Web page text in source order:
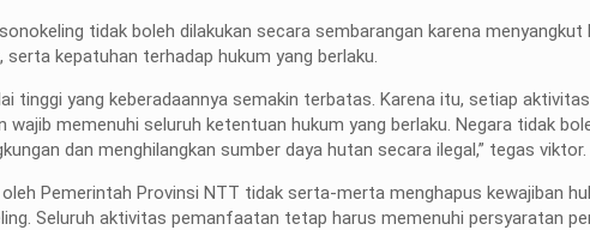
tidak boleh dilakukan secara sembarangan karena menyangkut
kepatuhan terhadap hukum yang berlaku.
tinggi yang keberadaannya semakin terbatas. Karena itu, setiap aktivitas
wajib memenuhi seluruh ketentuan hukum yang berlaku. Negara tidak
dan menghilangkan sumber daya hutan secara ilegal,” tegas viktor.
Pemerintah Provinsi NTT tidak serta-merta menghapus kewajiban
Seluruh aktivitas pemanfaatan tetap harus memenuhi persyaratan